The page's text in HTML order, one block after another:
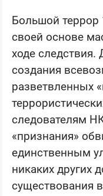
Большой террор
своей основе
ходе
создания
разветвленных
следователям
«признания»
единственным
никаких других
существования